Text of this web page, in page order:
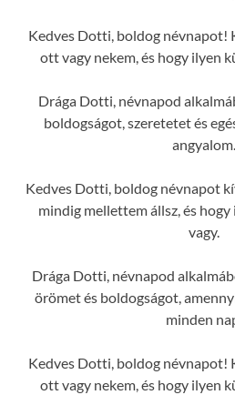
Kedves Dotti, boldog névnapot!
ott vagy nekem, és hogy ilyen
Drága Dotti, névnapod
boldogságot, szeretetet és
angyalom.
Kedves Dotti, boldog névnapot
mindig mellettem állsz, és
vagy.
Drága Dotti, névnapod
örömet és boldogságot,
minden
Kedves Dotti, boldog névnapot!
ott vagy nekem, és hogy ilyen